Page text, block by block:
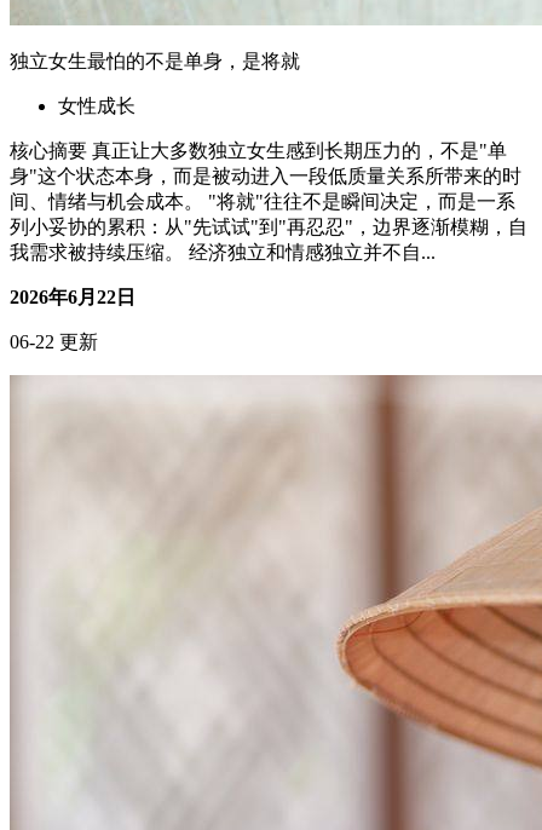
独立女生最怕的不是单身，是将就
女性成长
核心摘要 真正让大多数独立女生感到长期压力的，不是"单
身"这个状态本身，而是被动进入一段低质量关系所带来的时
间、情绪与机会成本。 "将就"往往不是瞬间决定，而是一系
列小妥协的累积：从"先试试"到"再忍忍"，边界逐渐模糊，自